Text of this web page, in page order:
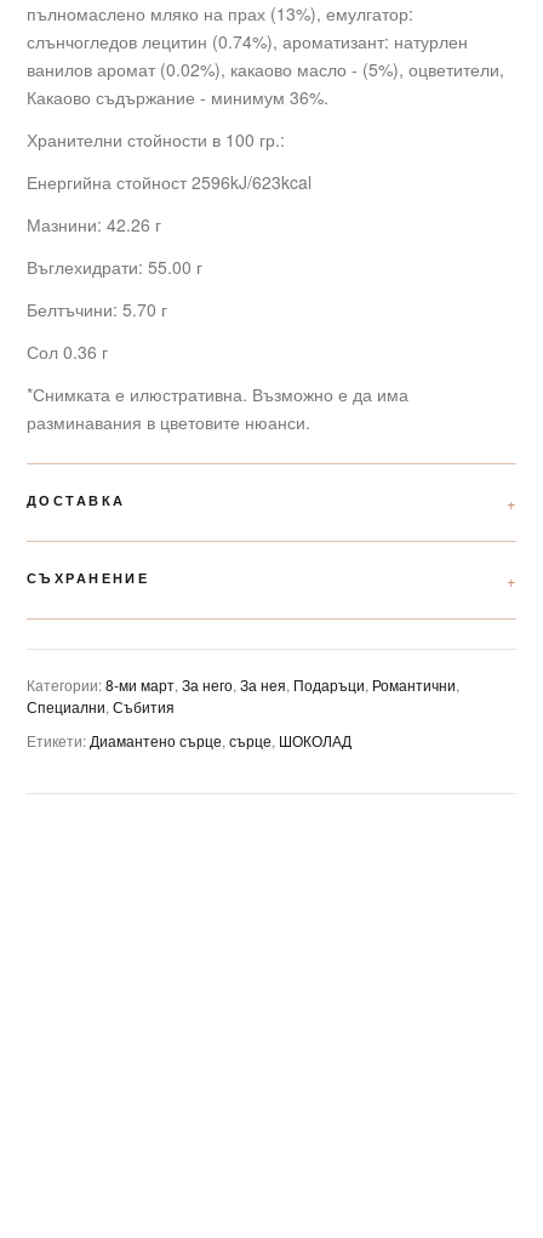
пълномаслено мляко на прах (13%), емулгатор:
слънчогледов лецитин (0.74%), ароматизант: натурлен
ванилов аромат (0.02%), какаово масло - (5%), оцветители,
Какаово съдържание - минимум 36%.
Хранителни стойности в 100 гр.:
Енергийна стойност 2596kJ/623kcal
Мазнини: 42.26 г
Въглехидрати: 55.00 г
Белтъчини: 5.70 г
Сол 0.36 г
*Снимката е илюстративна. Възможно е да има
разминавания в цветовите нюанси.
ДОСТАВКА
СЪХРАНЕНИЕ
Категории:8-ми март, За него, За нея, Подаръци, Романтични,
Специални, Събития
Етикети: Диамантено сърце, сърце, ШОКОЛАД